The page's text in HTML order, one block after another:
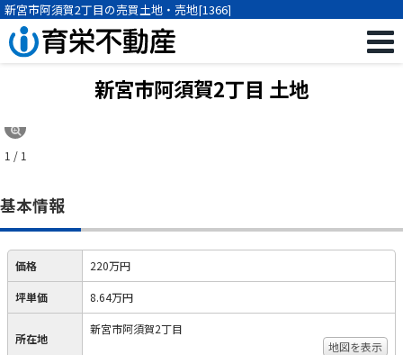
新宮市阿須賀2丁目の売買土地・売地[1366]
新宮市阿須賀2丁目 土地
1 / 1
基本情報
価格 220万円
坪単価 8.64万円
所在地
新宮市阿須賀2丁目
地図を表示